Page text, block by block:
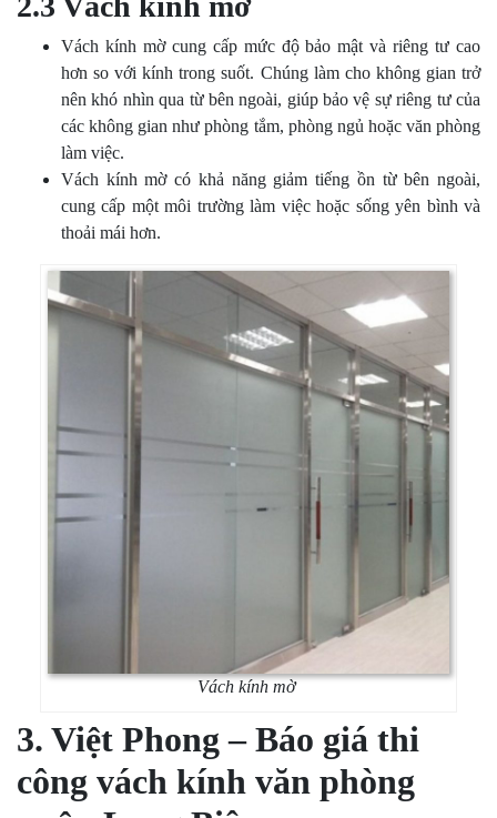
Vách kính mờ cung cấp mức độ bảo mật và riêng tư cao
hơn so với kính trong suốt. Chúng làm cho không gian trở
nên khó nhìn qua từ bên ngoài, giúp bảo vệ sự riêng tư của
các không gian như phòng tắm, phòng ngủ hoặc văn phòng
làm việc.
Vách kính mờ có khả năng giảm tiếng ồn từ bên ngoài,
cung cấp một môi trường làm việc hoặc sống yên bình và
thoải mái hơn.
Vách kính mờ
3. Việt Phong – Báo giá thi
công vách kính văn phòng